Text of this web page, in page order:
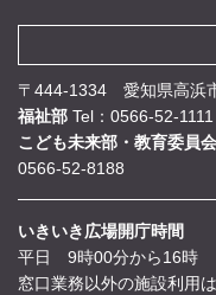
〒444-1334 愛知県高浜
福祉部 Tel：0566-52-1111
こども未来部・教育委員会
0566-52-8188
いきいき広場開庁時間
平日 9時00分から16時
窓口業務以外の施設利